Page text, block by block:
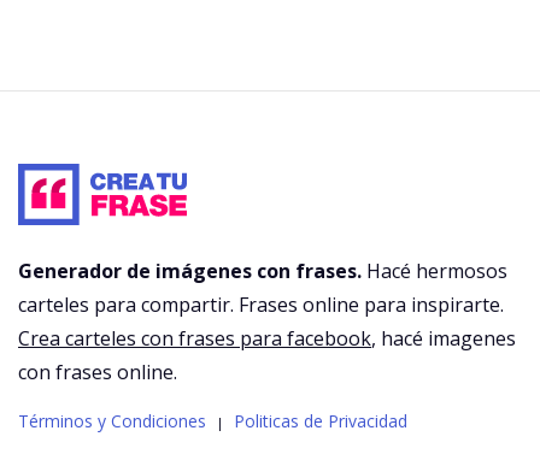
Generador de imágenes con frases. Hacé hermosos
carteles para compartir. Frases online para inspirarte.
Crea carteles con frases para facebook, hacé imagenes
con frases online.
Términos y Condiciones | Politicas de Privacidad